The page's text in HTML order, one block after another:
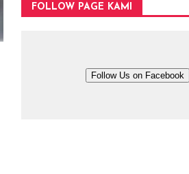
FOLLOW PAGE KAMI
Follow Us on Facebook